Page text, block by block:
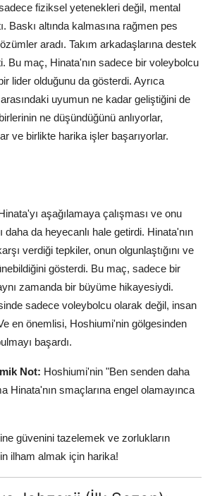
fiziksel yetenekleri değil, mental
Baskı altında kalmasına rağmen pes
aradı. Takım arkadaşlarına destek
Bu maç, Hinata'nın sadece bir voleybolcu
lider olduğunu da gösterdi. Ayrıca
uyumun ne kadar geliştiğini de
ne düşündüğünü anlıyorlar,
ve birlikte harika işler başarıyorlar.
aşağılamaya çalışması ve onu
da heyecanlı hale getirdi. Hinata'nın
verdiği tepkiler, onun olgunlaştığını ve
gösterdi. Bu maç, sadece bir
zamanda bir büyüme hikayesiydi.
sadece voleybolcu olarak değil, insan
en önemlisi, Hoshiumi'nin gölgesinden
başardı.
Not: Hoshiumi'nin "Ben senden daha
Hinata'nın smaçlarına engel olamayınca
güvenini tazelemek ve zorlukların
ilham almak için harika!